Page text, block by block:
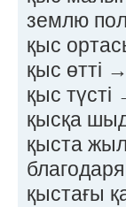
землю
қыс
қыс өтті
қыс
қысқа
қыста
қыстағы